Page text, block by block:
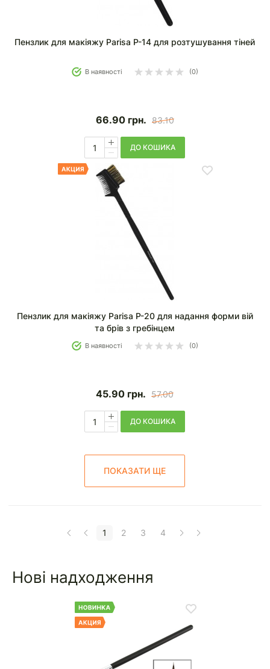
Пензлик для макіяжу Parisa P-14 для розтушування тіней
В наявності (0)
66.90 грн. 83.10
ДО КОШИКА
Пензлик для макіяжу Parisa P-20 для надання форми вій
та брів з гребінцем
В наявності (0)
45.90 грн. 57.00
ДО КОШИКА
ПОКАЗАТИ ЩЕ
1 2 3 4
Нові надходження